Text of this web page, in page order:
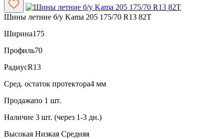
Шины летние б/у Kama 205 175/70 R13 82T
Ширина175
Профиль70
РадиусR13
Сред. остаток протектора4 мм
Продажапо 1 шт.
Наличие 3 шт. (через 1-3 дн.)
Высокая Низкая Средняя